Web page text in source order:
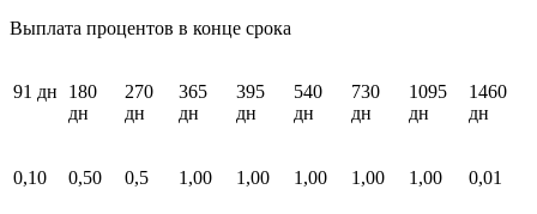
Выплата процентов в конце срока
91 дн
180
дн
270
дн
365
дн
395
дн
540
дн
730
дн
1095
дн
1460
дн
0,10 0,50 0,5 1,00 1,00 1,00 1,00 1,00 0,01